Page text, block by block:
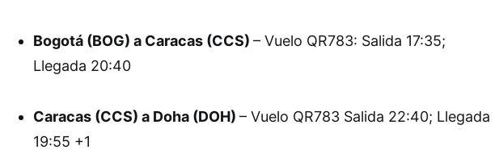
Bogotá (BOG) a Caracas (CCS) – Vuelo QR783: Salida 17:35;
Llegada 20:40
Caracas (CCS) a Doha (DOH) – Vuelo QR783 Salida 22:40; Llegada
19:55 +1